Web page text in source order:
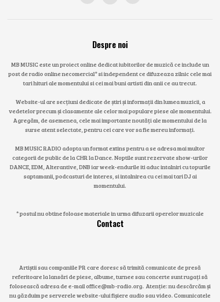
Despre noi
MB MUSIC este un proiect online dedicat iubitorilor de muzică ce include un
post de radio online necomercial* si independent ce difuzeaza zilnic cele mai
tari hituri ale momentului si cei mai buni artisti din anii ce au trecut.
Website-ul are secțiuni dedicate de știri și informații din lumea muzicii, a
vedetelor precum și clasamente ale celor mai populare piese ale momentului.
Agregăm, de asemenea, cele mai importante noutăți ale momentului de la
surse atent selectate, pentru cei care vor sa fie mereu informați.
MB MUSIC RADIO adopta un format extins pentru a se adresa mai multor
categorii de public de la CHR la Dance. Noptile sunt rezervate show-urilor
DANCE, EDM, Alterantive, DNB iar week-endurile iti aduc intalniri cu topurile
saptamanii, podcasturi de interes, si intalnirea cu cei mai tari DJ ai
momentului.
* postul nu obtine foloase materiale in urma difuzarii operelor muzicale
Contact
Artiștii sau companiile PR care doresc să trimită comunicate de presă
referitoare la lansări de piese, albume, turnee sau concerte sunt rugați să
folosească adresa de e-mail office@mb-radio.org. Atenție: nu descărcăm și
nu găzduim pe serverele website-ului fișiere audio sau video. Comunicatele